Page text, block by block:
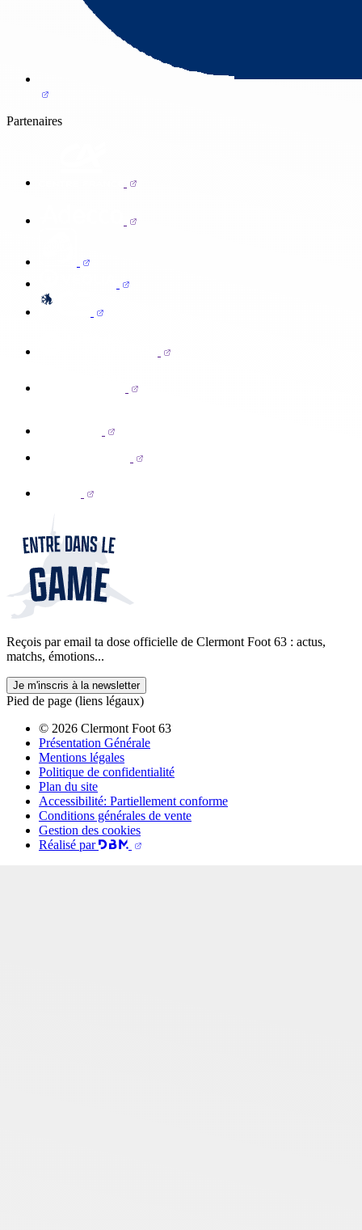
Partenaires
Reçois par email ta dose officielle de Clermont Foot 63 : actus,
matchs, émotions...
Je m'inscris à la newsletter
Pied de page (liens légaux)
© 2026 Clermont Foot 63
Présentation Générale
Mentions légales
Politique de confidentialité
Plan du site
Accessibilité: Partiellement conforme
Conditions générales de vente
Gestion des cookies
Réalisé par